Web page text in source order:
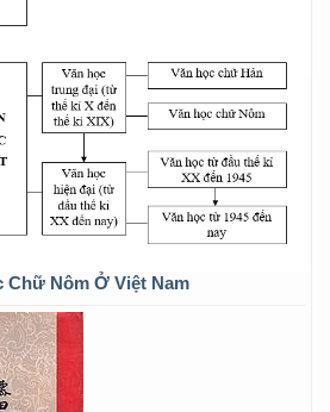
Chữ Nôm Ở Việt Nam